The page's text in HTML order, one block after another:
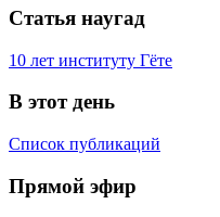
Статья наугад
10 лет институту Гёте
В этот день
Список публикаций
Прямой эфир